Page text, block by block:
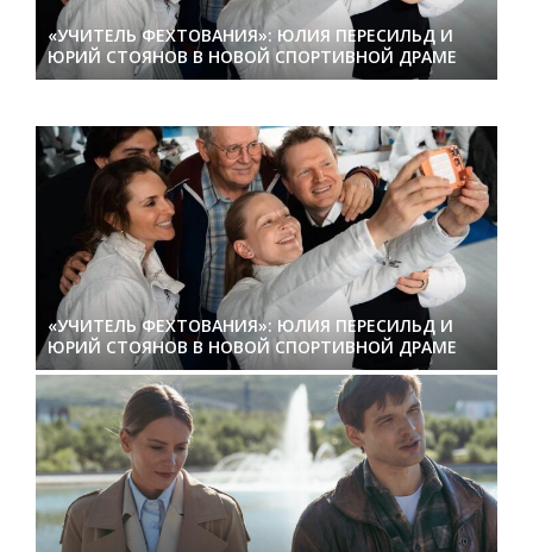
«УЧИТЕЛЬ ФЕХТОВАНИЯ»: ЮЛИЯ ПЕРЕСИЛЬД И
ЮРИЙ СТОЯНОВ В НОВОЙ СПОРТИВНОЙ ДРАМЕ
«УЧИТЕЛЬ ФЕХТОВАНИЯ»: ЮЛИЯ ПЕРЕСИЛЬД И
ЮРИЙ СТОЯНОВ В НОВОЙ СПОРТИВНОЙ ДРАМЕ